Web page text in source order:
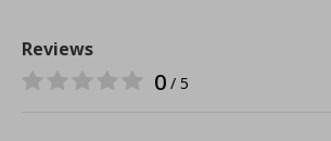
Reviews
0 / 5